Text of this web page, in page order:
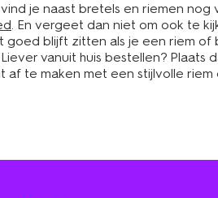
vind je naast bretels en riemen
. En vergeet dan niet om ook te
goed blijft zitten als je een riem of
vanuit huis bestellen? Plaats
af te maken met een stijlvolle